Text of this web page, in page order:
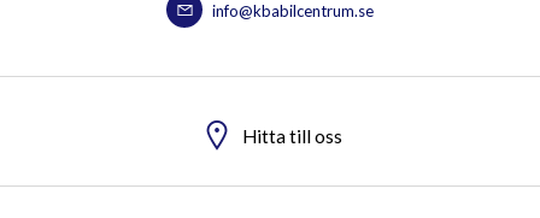
info@kbabilcentrum.se
Hitta till oss